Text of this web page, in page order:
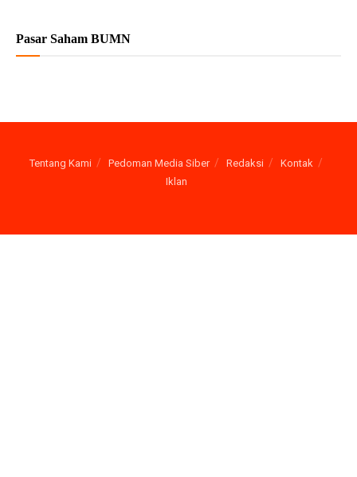
Pasar Saham BUMN
Tentang Kami Pedoman Media Siber Redaksi
Kontak
Iklan